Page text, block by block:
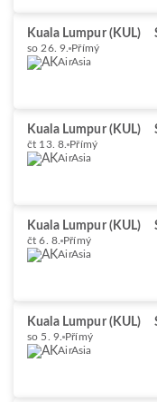
Kuala Lumpur (KUL)
so 26. 9. Přímý
AirAsia
Kuala Lumpur (KUL)
čt 13. 8. Přímý
AirAsia
Kuala Lumpur (KUL)
čt 6. 8. Přímý
AirAsia
Kuala Lumpur (KUL)
so 5. 9. Přímý
AirAsia